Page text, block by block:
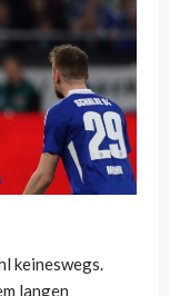
keineswegs.
langen